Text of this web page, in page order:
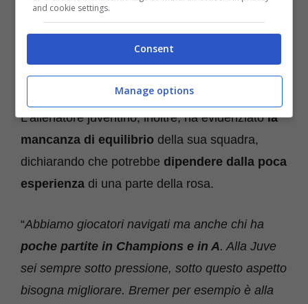
0-0. Noi domenica ne abbiamo presi addirittura
due prima dell’intervallo.Non bisogna andare
. E quando andiamo in vantaggio non
dobbiamo smettere di giocare“.
L’allenatore juventino, inoltre, ha evidenziatola
mancanza di equilibrio della sua squadra,
dichiarando che potrebbe dipendere dalla poca
esperienza di una parte della rosa.
“Abbiamo giocatori navigati ma anche chi ha
poche partite in Champions e in A. Alla Juve
sei sempre sotto pressione, sotto questo aspetto
bisogna migliorare. Bremer per esempio è alla
and cookie settings.
Consent
Manage options